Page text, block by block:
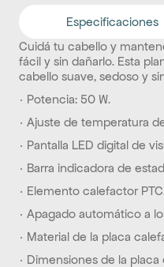
Especificaciones
Cuidá tu cabello y
fácil y sin dañarlo. Esta
cabello suave, sedoso y
· Potencia: 50 W.
· Ajuste de temperatura
· Pantalla LED digital de
· Barra indicadora de
· Elemento calefactor
· Apagado automático a
· Material de la placa
· Dimensiones de la placa